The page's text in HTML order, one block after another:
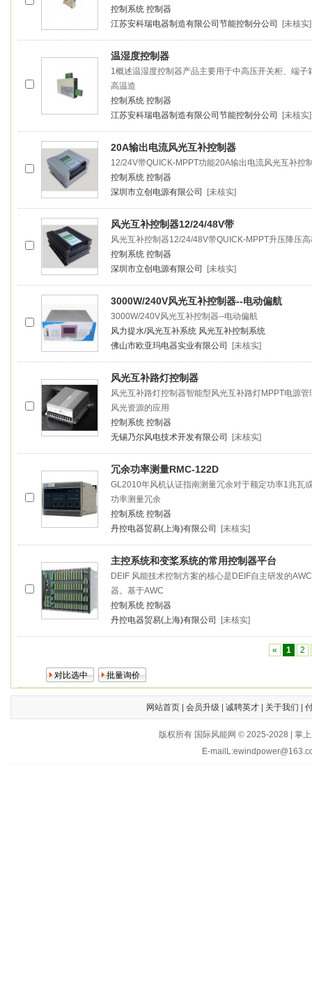
控制系统 控制器
江苏安科瑞电器制造有限公司节能控制分公司
[未核实]
温湿度控制器
1概述温湿度控制器产品主要用于中高压开关柜、端
高温造
控制系统 控制器
江苏安科瑞电器制造有限公司节能控制分公司
[未核实]
20A输出电流风光互补控制器
12/24V带QUICK-MPPT功能20A输出电流风光互补控
控制系统 控制器
深圳市立创电源有限公司
[未核实]
风光互补控制器12/24/48V带
风光互补控制器12/24/48V带QUICK-MPPT升压降压
控制系统 控制器
深圳市立创电源有限公司
[未核实]
3000W/240V风光互补控制器--电动偏航
3000W/240V风光互补控制器--电动偏航
风力提水/风光互补系统 风光互补控制系统
佛山市欧亚玛电器实业有限公司
[未核实]
风光互补路灯控制器
风光互补路灯控制器智能型风光互补路灯MPPT电源管
风光资源的应用
控制系统 控制器
无锡乃尔风电技术开发有限公司
[未核实]
冗余功率测量RMC-122D
GL2010年风机认证指南测量冗余对于额定功率1兆瓦
功率测量冗余
控制系统 控制器
丹控电器贸易(上海)有限公司
[未核实]
主控系统和变桨系统的常用控制器平台
DEIF 风能技术控制方案的核心是DEIF自主研发的
器。基于AWC
控制系统 控制器
丹控电器贸易(上海)有限公司
[未核实]
« 1 2
网站首页| 会员升级 诚聘英才| 关于我们
版权所有 国际风能网 © 2025-2028 | 掌
E-